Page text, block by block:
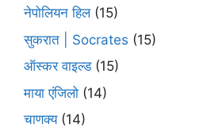
नेपोलियन हिल(15)
सुकरात | Socrates (15)
ऑस्कर वाइल्ड(15)
माया एंजिलो (14)
चाणक्य(14)